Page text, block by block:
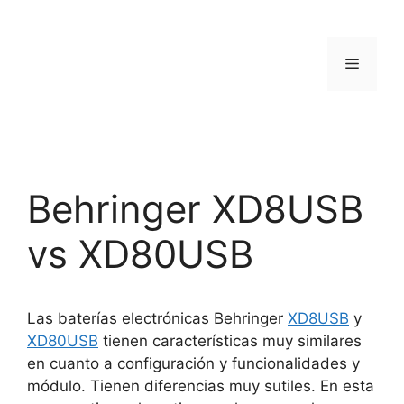
Menú
Behringer XD8USB
vs XD80USB
Las baterías electrónicas Behringer XD8USB y
XD80USB tienen características muy similares
en cuanto a configuración y funcionalidades y
módulo. Tienen diferencias muy sutiles. En esta